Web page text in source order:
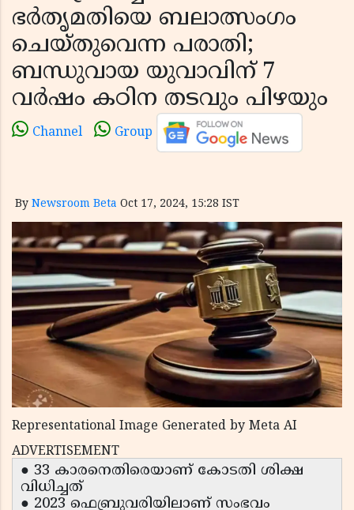
ഭര്‍തൃമതിയെ ബലാത്സംഗം
ചെയ്തുവെന്ന പരാതി;
ബന്ധുവായ യുവാവിന് 7
വര്‍ഷം കഠിന തടവും പിഴയും
Channel Group
By Newsroom Beta Oct 17, 2024, 15:28 IST
Representational Image Generated by Meta AI
ADVERTISEMENT
● 33 കാരനെതിരെയാണ് കോടതി ശിക്ഷ
വിധിച്ചത്
● 2023 ഫെബ്രുവരിയിലാണ് സംഭവം